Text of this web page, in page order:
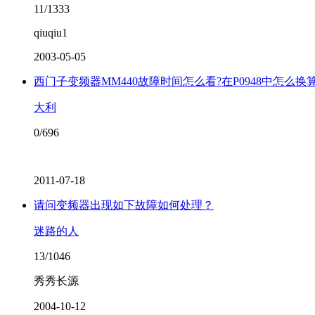
11/1333
qiuqiu1
2003-05-05
西门子变频器MM440故障时间怎么看?在P0948中怎么换
大利
0/696
2011-07-18
请问变频器出现如下故障如何处理？
迷路的人
13/1046
秀秀长源
2004-10-12